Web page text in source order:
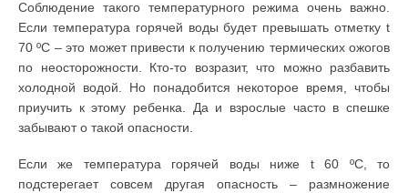
Соблюдение такого температурного режима очень важно.
Если температура горячей воды будет превышать отметку t
70 ºС – это может привести к получению термических ожогов
по неосторожности. Кто-то возразит, что можно разбавить
холодной водой. Но понадобится некоторое время, чтобы
приучить к этому ребенка. Да и взрослые часто в спешке
забывают о такой опасности.
Если же температура горячей воды ниже t 60 ºС, то
подстерегает совсем другая опасность – размножение